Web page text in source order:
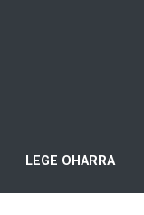
LEGE OHARRA